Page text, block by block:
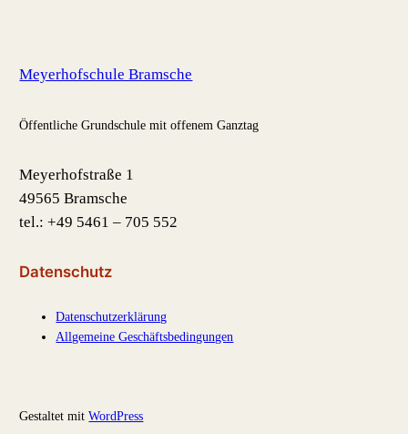
Meyerhofschule Bramsche
Öffentliche Grundschule mit offenem Ganztag
Meyerhofstraße 1
49565 Bramsche
tel.: +49 5461 – 705 552
Datenschutz
Datenschutzerklärung
Allgemeine Geschäftsbedingungen
Gestaltet mitWordPress